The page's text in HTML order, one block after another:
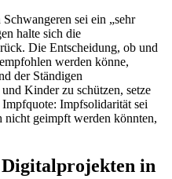
sei ein „sehr
halte sich die
Die Entscheidung, ob und
werden könne,
der Ständigen
Kinder zu schützen, setze
Impfsolidarität sei
nicht geimpft werden könnten,
in